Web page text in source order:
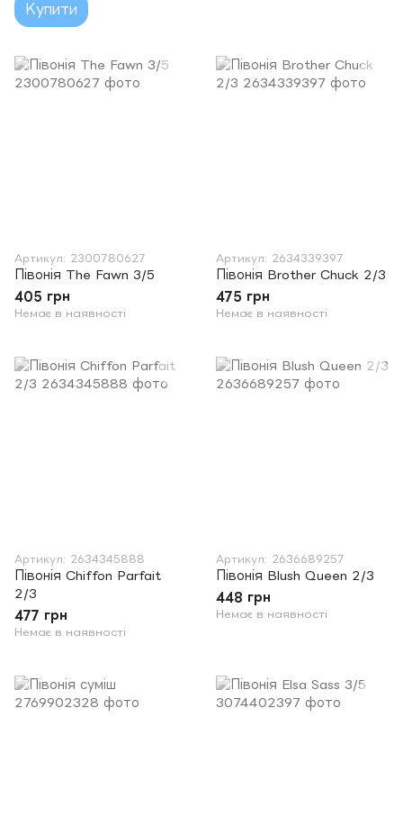
Купити
Артикул: 2300780627
Півонія The Fawn 3/5
405 грн
Немає в наявності
Артикул: 2634339397
Півонія Brother Chuck 2/3
475 грн
Немає в наявності
Артикул: 2634345888
Півонія Chiffon Parfait
2/3
477 грн
Немає в наявності
Артикул: 2636689257
Півонія Blush Queen 2/3
448 грн
Немає в наявності